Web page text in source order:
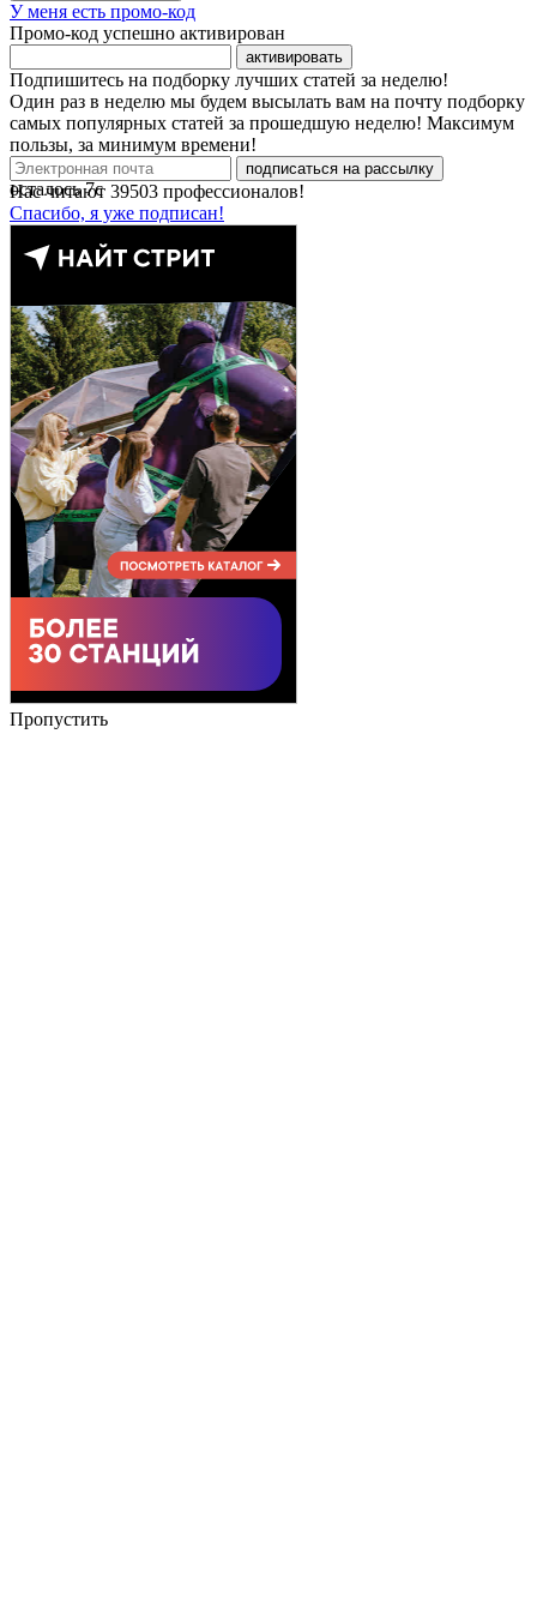
У меня есть промо-код
Промо-код успешно активирован
активировать
Подпишитесь на подборку лучших статей за неделю!
Один раз в неделю мы будем высылать вам на почту подборку
самых популярных статей за прошедшую неделю! Максимум
пользы, за минимум времени!
подписаться на рассылку
Нас читают 39503 профессионалов!
Спасибо, я уже подписан!
осталось7с
Пропустить